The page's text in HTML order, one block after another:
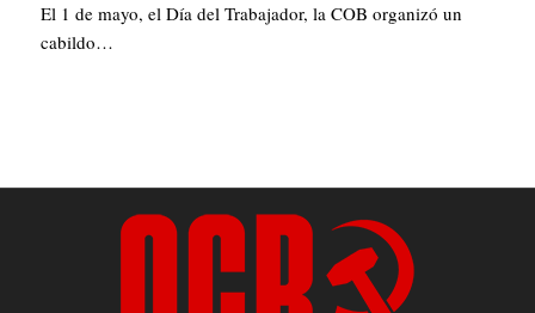
El 1 de mayo, el Día del Trabajador, la COB organizó un
cabildo…